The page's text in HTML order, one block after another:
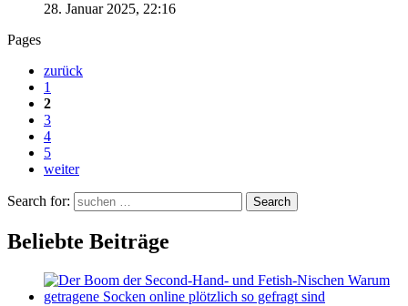
28. Januar 2025, 22:16
Pages
zurück
1
2
3
4
5
weiter
Search for: Search
Beliebte Beiträge